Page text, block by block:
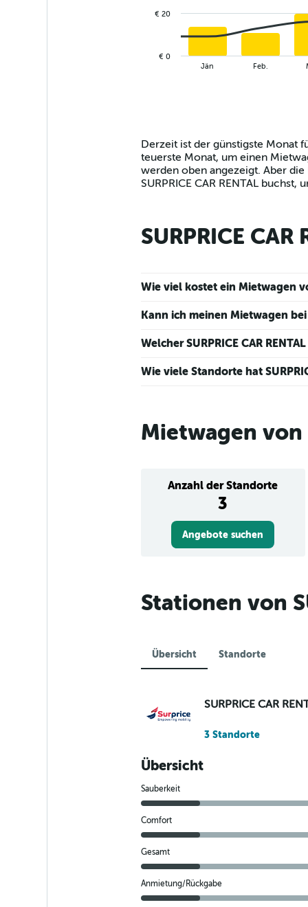
14
categories.
The
chart
axis
displaying
0
60.
Jän Feb.
€ 0
€ 20
Derzeit ist der günstigste Monat
teuerste Monat, um einen
werden oben angezeigt. Aber
SURPRICE CAR RENTAL
SURPRICE
Wie viel kostet ein Mietwagen
Kann ich meinen Mietwagen bei
Welcher SURPRICE CAR
Wie viele Standorte hat
Mietwagen von
Anzahl der Standorte
3
Angebote suchen
Stationen von
Übersicht Standorte
SURPRICE CAR
3 Standorte
Übersicht
Sauberkeit
Comfort
Gesamt
Anmietung/Rückgabe